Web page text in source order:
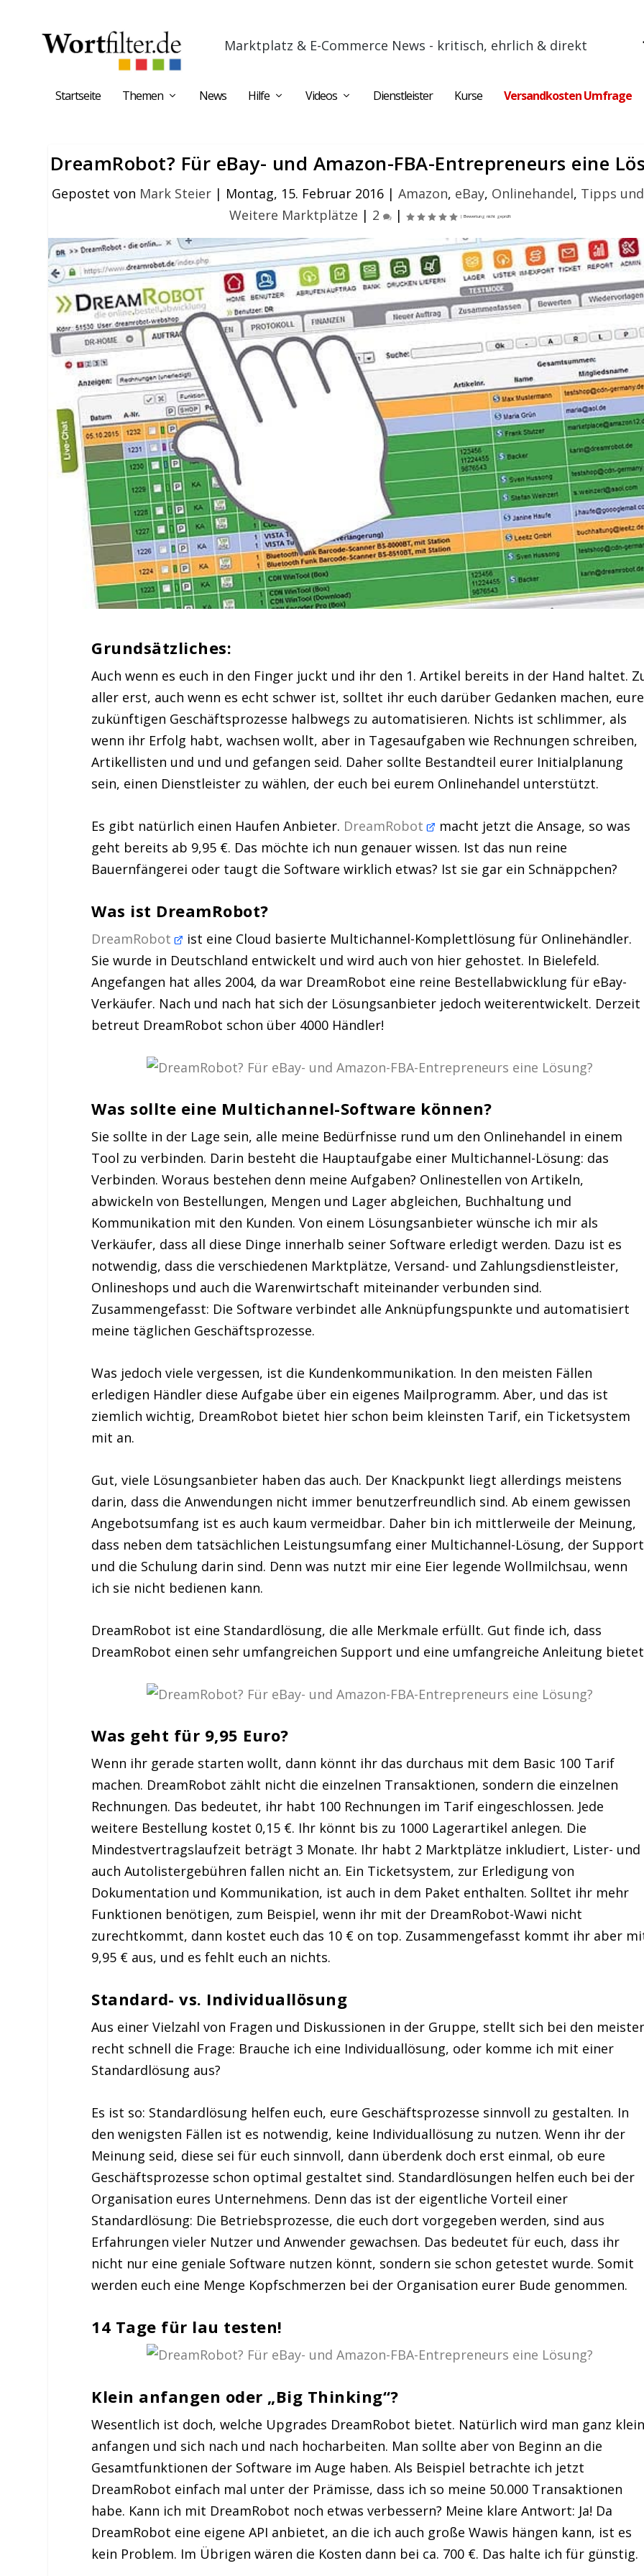
Marktplatz & E-Commerce News - kritisch, ehrlich & direkt
Startseite Themen News Hilfe Videos Dienstleister Kurse Versandkosten Umfrage
DreamRobot? Für eBay- und Amazon-FBA-Entrepreneurs eine
Gepostet von Mark Steier | Montag, 15. Februar 2016 |Amazon, eBay, Onlinehandel, Tipps
Weitere Marktplätze | 2 |
Grundsätzliches:
Auch wenn es euch in den Finger juckt und ihr den 1. Artikel bereits in der Hand haltet.
aller erst, auch wenn es echt schwer ist, solltet ihr euch darüber Gedanken machen, eure
zukünftigen Geschäftsprozesse halbwegs zu automatisieren. Nichts ist schlimmer, als
wenn ihr Erfolg habt, wachsen wollt, aber in Tagesaufgaben wie Rechnungen schreiben,
Artikellisten und und und gefangen seid. Daher sollte Bestandteil eurer Initialplanung
sein, einen Dienstleister zu wählen, der euch bei eurem Onlinehandel unterstützt.
Es gibt natürlich einen Haufen Anbieter. DreamRobot
macht jetzt die Ansage, so was
geht bereits ab 9,95 €. Das möchte ich nun genauer wissen. Ist das nun reine
Bauernfängerei oder taugt die Software wirklich etwas? Ist sie gar ein Schnäppchen?
Was ist DreamRobot?
DreamRobot
ist eine Cloud basierte Multichannel-Komplettlösung für Onlinehändler.
Sie wurde in Deutschland entwickelt und wird auch von hier gehostet. In Bielefeld.
Angefangen hat alles 2004, da war DreamRobot eine reine Bestellabwicklung für eBay-
Verkäufer. Nach und nach hat sich der Lösungsanbieter jedoch weiterentwickelt. Derzeit
betreut DreamRobot schon über 4000 Händler!
Was sollte eine Multichannel-Software können?
Sie sollte in der Lage sein, alle meine Bedürfnisse rund um den Onlinehandel in einem
Tool zu verbinden. Darin besteht die Hauptaufgabe einer Multichannel-Lösung: das
Verbinden. Woraus bestehen denn meine Aufgaben? Onlinestellen von Artikeln,
abwickeln von Bestellungen, Mengen und Lager abgleichen, Buchhaltung und
Kommunikation mit den Kunden. Von einem Lösungsanbieter wünsche ich mir als
Verkäufer, dass all diese Dinge innerhalb seiner Software erledigt werden. Dazu ist es
notwendig, dass die verschiedenen Marktplätze, Versand- und Zahlungsdienstleister,
Onlineshops und auch die Warenwirtschaft miteinander verbunden sind.
Zusammengefasst: Die Software verbindet alle Anknüpfungspunkte und automatisiert
meine täglichen Geschäftsprozesse.
Was jedoch viele vergessen, ist die Kundenkommunikation. In den meisten Fällen
erledigen Händler diese Aufgabe über ein eigenes Mailprogramm. Aber, und das ist
ziemlich wichtig, DreamRobot bietet hier schon beim kleinsten Tarif, ein Ticketsystem
mit an.
Gut, viele Lösungsanbieter haben das auch. Der Knackpunkt liegt allerdings meistens
darin, dass die Anwendungen nicht immer benutzerfreundlich sind. Ab einem gewissen
Angebotsumfang ist es auch kaum vermeidbar. Daher bin ich mittlerweile der Meinung,
dass neben dem tatsächlichen Leistungsumfang einer Multichannel-Lösung, der Support
und die Schulung darin sind. Denn was nutzt mir eine Eier legende Wollmilchsau, wenn
ich sie nicht bedienen kann.
DreamRobot ist eine Standardlösung, die alle Merkmale erfüllt. Gut finde ich, dass
DreamRobot einen sehr umfangreichen Support und eine umfangreiche Anleitung
Was geht für 9,95 Euro?
Wenn ihr gerade starten wollt, dann könnt ihr das durchaus mit dem Basic 100 Tarif
machen. DreamRobot zählt nicht die einzelnen Transaktionen, sondern die einzelnen
Rechnungen. Das bedeutet, ihr habt 100 Rechnungen im Tarif eingeschlossen. Jede
weitere Bestellung kostet 0,15 €. Ihr könnt bis zu 1000 Lagerartikel anlegen. Die
Mindestvertragslaufzeit beträgt 3 Monate. Ihr habt 2 Marktplätze inkludiert, Lister- und
auch Autolistergebühren fallen nicht an. Ein Ticketsystem, zur Erledigung von
Dokumentation und Kommunikation, ist auch in dem Paket enthalten. Solltet ihr mehr
Funktionen benötigen, zum Beispiel, wenn ihr mit der DreamRobot-Wawi nicht
zurechtkommt, dann kostet euch das 10 € on top. Zusammengefasst kommt ihr aber
9,95 € aus, und es fehlt euch an nichts.
Standard- vs. Individuallösung
Aus einer Vielzahl von Fragen und Diskussionen in der Gruppe, stellt sich bei den
recht schnell die Frage: Brauche ich eine Individuallösung, oder komme ich mit einer
Standardlösung aus?
Es ist so: Standardlösung helfen euch, eure Geschäftsprozesse sinnvoll zu gestalten. In
den wenigsten Fällen ist es notwendig, keine Individuallösung zu nutzen. Wenn ihr der
Meinung seid, diese sei für euch sinnvoll, dann überdenk doch erst einmal, ob eure
Geschäftsprozesse schon optimal gestaltet sind. Standardlösungen helfen euch bei der
Organisation eures Unternehmens. Denn das ist der eigentliche Vorteil einer
Standardlösung: Die Betriebsprozesse, die euch dort vorgegeben werden, sind aus
Erfahrungen vieler Nutzer und Anwender gewachsen. Das bedeutet für euch, dass ihr
nicht nur eine geniale Software nutzen könnt, sondern sie schon getestet wurde. Somit
werden euch eine Menge Kopfschmerzen bei der Organisation eurer Bude genommen.
14 Tage für lau testen!
Klein anfangen oder „Big Thinking“?
Wesentlich ist doch, welche Upgrades DreamRobot bietet. Natürlich wird man ganz
anfangen und sich nach und nach hocharbeiten. Man sollte aber von Beginn an die
Gesamtfunktionen der Software im Auge haben. Als Beispiel betrachte ich jetzt
DreamRobot einfach mal unter der Prämisse, dass ich so meine 50.000 Transaktionen
habe. Kann ich mit DreamRobot noch etwas verbessern? Meine klare Antwort: Ja! Da
DreamRobot eine eigene API anbietet, an die ich auch große Wawis hängen kann, ist es
kein Problem. Im Übrigen wären die Kosten dann bei ca. 700 €. Das halte ich für günstig.